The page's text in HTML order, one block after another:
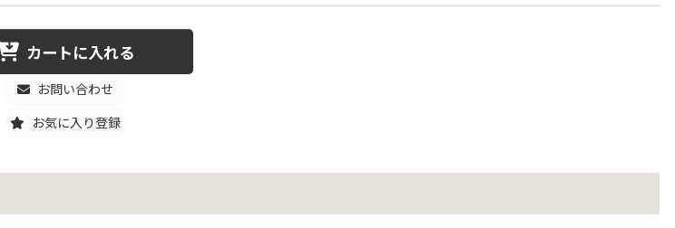
カートに入れる
お問い合わせ
お気に入り登録